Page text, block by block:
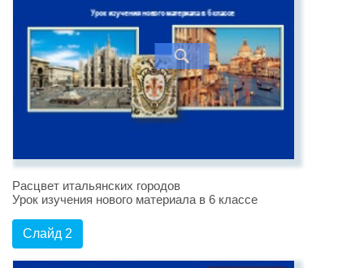
Расцвет итальянских городов
Урок изучения нового материала в 6 классе
Слайд 2